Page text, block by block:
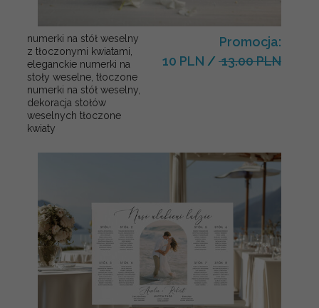
numerki na stół weselny
z tłoczonymi kwiatami,
eleganckie numerki na
stoły weselne, tłoczone
numerki na stół weselny,
dekoracja stołów
weselnych tłoczone
kwiaty
Promocja:
10 PLN / 13.00 PLN